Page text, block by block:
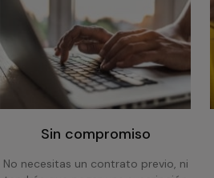
Sin compromiso
No necesitas un contrato previo, ni